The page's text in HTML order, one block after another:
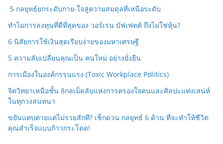
5 กลยุทธ์ยกระดับกาย-ใจสู่ความสมดุลที่เหนือระดับ
ทำไมการลงทุนที่ดีที่สุดของ วอร์เรน บัฟเฟตต์ ถึงไม่ใช่หุ้น?
6 นิสัยการใช้เงินสุดเรียบง่ายของมหาเศรษฐี
5 ความลับเปลี่ยนคุณเป็น คนใหม่ อย่างยั่งยืน
การเมืองในองค์กรรุนแรง (Toxic Workplace Politics)
จิตวิทยาเหนือชั้น 8กลเม็ดลับแห่งการครองใจคนและศิลปะแห่งเสน่ห์
ในทุกวงสนทนา
ขยันแทบตายแต่ไม่รวยสักที? เช็กด่วน กลยุทธ์ 6 ด้าน ที่จะทำให้ชีวิต
คุณสำเร็จแบบก้าวกระโดด!